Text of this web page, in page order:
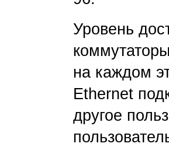
Уровень
на каждом
Ethernet
другое